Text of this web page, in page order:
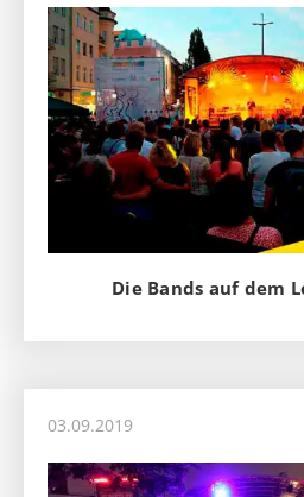
Die Bands auf dem
03.09.2019